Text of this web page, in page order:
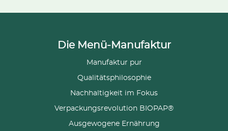
Die Menü-Manufaktur
Manufaktur pur
Qualitätsphilosophie
Nachhaltigkeit im Fokus
Verpackungsrevolution BIOPAP®
Ausgewogene Ernährung